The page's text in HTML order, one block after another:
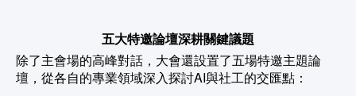
五大特邀論壇深耕關鍵議題
除了主會場的高峰對話，大會還設置了五場特邀主題論
壇，從各自的專業領域深入探討AI與社工的交匯點：